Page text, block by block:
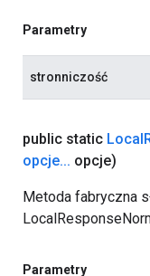
Parametry
stronniczość
public static Local
opcje... opcje)
Metoda fabryczna
Parametry